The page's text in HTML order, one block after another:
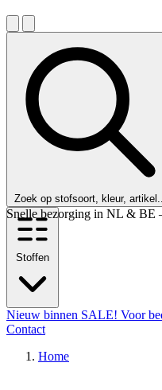
Zoek op stofsoort, kleur,
Klanten beoordelen ons met
Stoffen
Nieuw binnen SALE! Voor
Contact
Home